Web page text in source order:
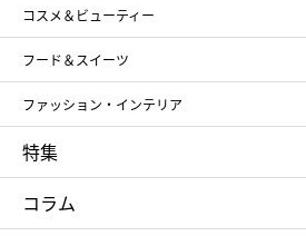
メンズ
スポーツ・アウトドア
お中元
お歳
コスメ＆ビューティー
SHISEIDO
ポール&ジョー ボーテ
ジル
NARS
RMK
クリニーク
SK-Ⅱ
フード＆スイーツ
アンリ・シャルパンティエ
ゴディバ
新宿
たねや
ねんりん家
ファッション・インテリア
ポロ ラルフ ローレン
タケオ キクチ
ママ
シュタイフ
特集
お中元
ひな人形
五月
コラム